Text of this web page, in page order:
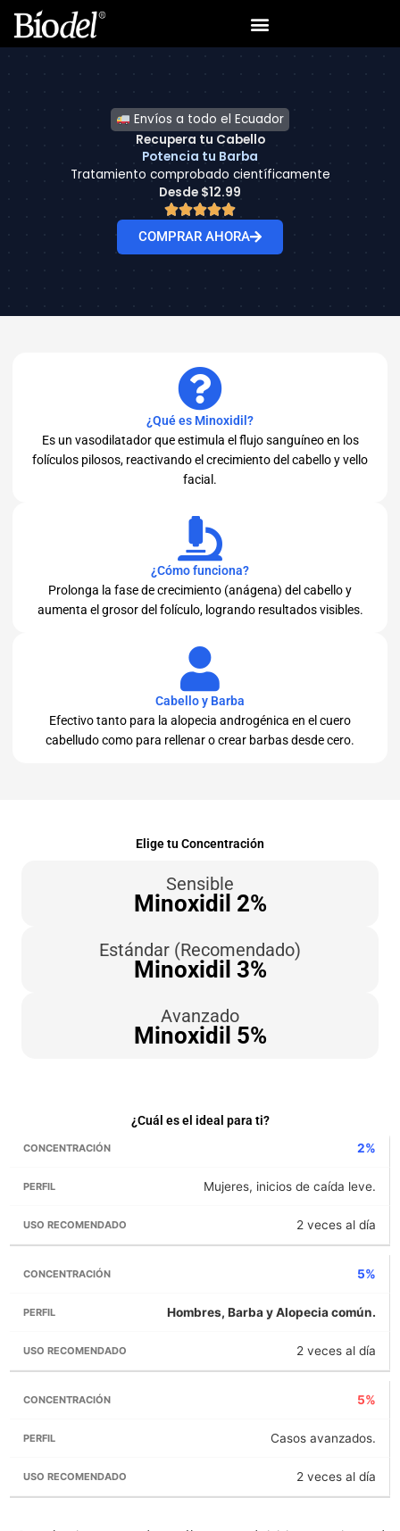
contenido
Envíos a todo el Ecuador
Recupera tu Cabello
Potencia tu Barba
Tratamiento comprobado científicamente
Desde $12.99
COMPRAR AHORA
¿Qué es Minoxidil?
Es un vasodilatador que estimula el flujo sanguíneo en los
folículos pilosos, reactivando el crecimiento del cabello y vello
facial.
¿Cómo funciona?
Prolonga la fase de crecimiento (anágena) del cabello y
aumenta el grosor del folículo, logrando resultados visibles.
Cabello y Barba
Efectivo tanto para la alopecia androgénica en el cuero
cabelludo como para rellenar o crear barbas desde cero.
Elige tu Concentración
Sensible
Minoxidil 2%
Estándar (Recomendado)
Minoxidil 3%
Avanzado
Minoxidil 5%
¿Cuál es el ideal para ti?
2%
Mujeres, inicios de caída leve.
2 veces al día
5%
Hombres, Barba y Alopecia común.
2 veces al día
5%
Casos avanzados.
2 veces al día